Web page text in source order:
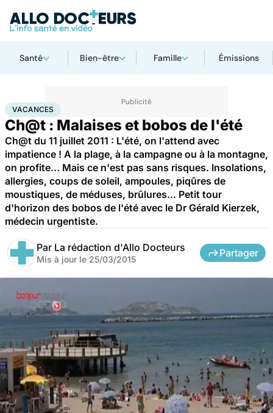
Santé Bien-être Famille Émissions
AccueilSanté Vacances
VACANCES
Ch@t : Malaises et bobos de l'été
Ch@t du 11 juillet 2011 : L'été, on l'attend avec
impatience ! A la plage, à la campagne ou à la montagne,
on profite… Mais ce n'est pas sans risques. Insolations,
allergies, coups de soleil, ampoules, piqûres de
moustiques, de méduses, brûlures... Petit tour
d'horizon des bobos de l'été avec le Dr Gérald Kierzek,
médecin urgentiste.
Par La rédaction d'Allo Docteurs
Mis à jour le 25/03/2015
Partager